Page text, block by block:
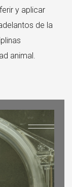
y aplicar
de la
animal.